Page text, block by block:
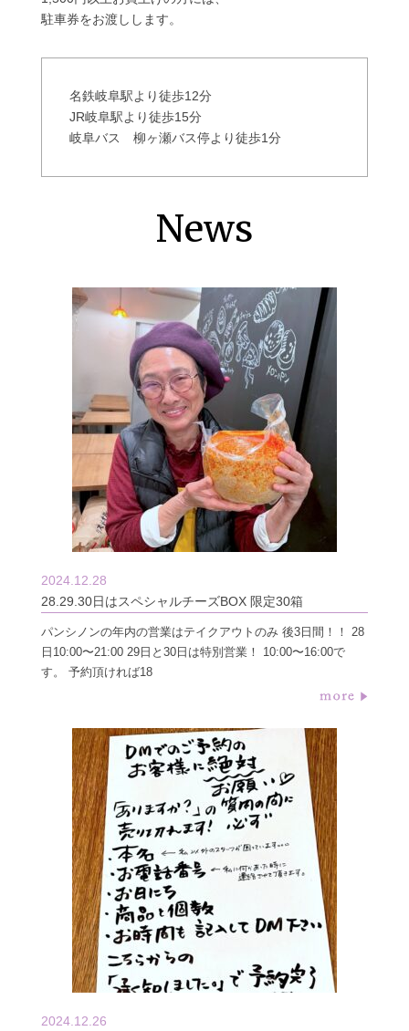
駐車券をお渡しします。
名鉄岐阜駅より徒歩12分
JR岐阜駅より徒歩15分
岐阜バス 柳ヶ瀬バス停より徒歩1分
News
2024.12.28
28.29.30日はスペシャルチーズBOX 限定30箱
パンシノンの年内の営業はテイクアウトのみ 後3日間！！ 28
日10:00〜21:00 29日と30日は特別営業！ 10:00〜16:00で
す。 予約頂ければ18
2024.12.26